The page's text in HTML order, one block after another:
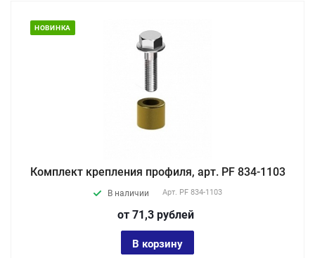
НОВИНКА
Комплект крепления профиля, арт. PF 834-1103
В наличии Арт. PF 834-1103
от 71,3 рублей
В корзину